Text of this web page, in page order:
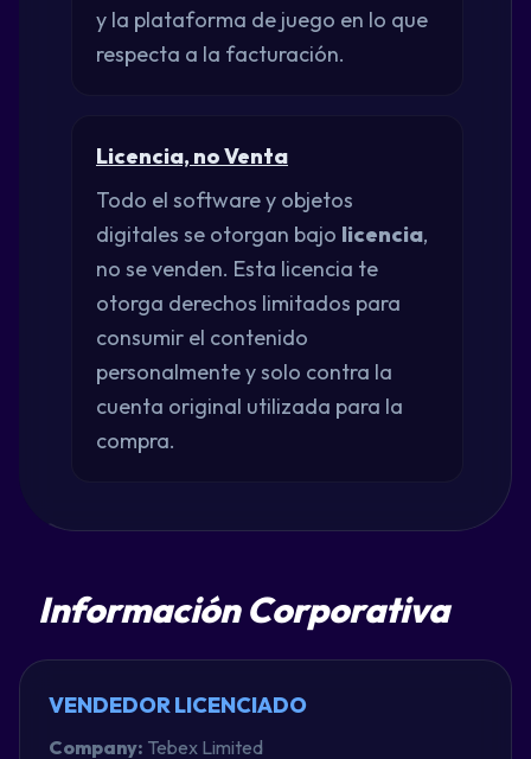
y la plataforma de juego en lo que
respecta a la facturación.
Licencia, no Venta
Todo el software y objetos
digitales se otorgan bajo licencia,
no se venden. Esta licencia te
otorga derechos limitados para
consumir el contenido
personalmente y solo contra la
cuenta original utilizada para la
compra.
Información Corporativa
VENDEDOR LICENCIADO
Company: Tebex Limited